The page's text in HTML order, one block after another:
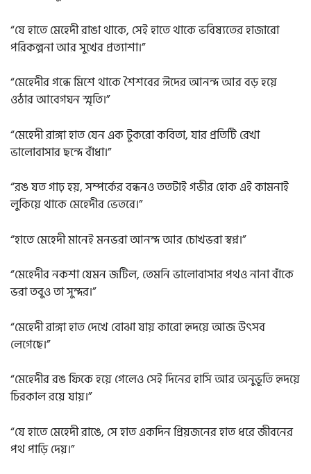
“যে হাতে মেহেদী রাঙা থাকে, সেই হাতে থাকে ভবিষ্যতের হাজারো
পরিকল্পনা আর সুখের প্রত্যাশা।”
“মেহেদীর গন্ধে মিশে থাকে শৈশবের ঈদের আনন্দ আর বড় হয়ে
ওঠার আবেগঘন স্মৃতি।”
“মেহেদী রাঙ্গা হাত যেন এক টুকরো কবিতা, যার প্রতিটি রেখা
ভালোবাসার ছন্দে বাঁধা।”
“রঙ যত গাঢ় হয়, সম্পর্কের বন্ধনও ততটাই গভীর হোক এই কামনাই
লুকিয়ে থাকে মেহেদীর ভেতরে।”
“হাতে মেহেদী মানেই মনভরা আনন্দ আর চোখভরা স্বপ্ন।”
“মেহেদীর নকশা যেমন জটিল, তেমনি ভালোবাসার পথও নানা বাঁকে
ভরা তবুও তা সুন্দর।”
“মেহেদী রাঙ্গা হাত দেখে বোঝা যায় কারো হৃদয়ে আজ উৎসব
লেগেছে।”
“মেহেদীর রঙ ফিকে হয়ে গেলেও সেই দিনের হাসি আর অনুভূতি হৃদয়ে
চিরকাল রয়ে যায়।”
“যে হাতে মেহেদী রাঙে, সে হাত একদিন প্রিয়জনের হাত ধরে জীবনের
পথ পাড়ি দেয়।”